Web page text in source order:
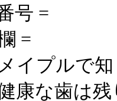
号 =
=
イプルで
康な歯は